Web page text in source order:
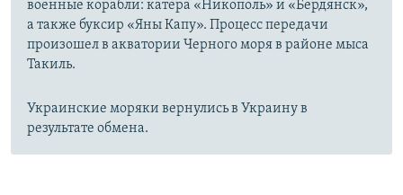
военные корабли: катера «Никополь» и «Бердянск»,
а также буксир «Яны Капу». Процесс передачи
произошел в акватории Черного моря в районе мыса
Такиль.
Украинские моряки вернулись в Украину в
результате обмена.